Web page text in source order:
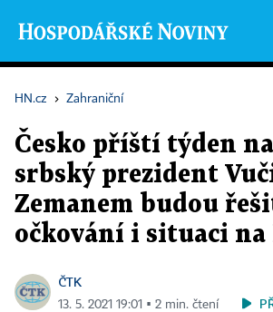
HN.cz › Zahraniční
Česko příští týden
srbský prezident
Zemanem budou
očkování i situaci na
ČTK
13. 5. 2021 19:01 ▪ 2 min. čtení